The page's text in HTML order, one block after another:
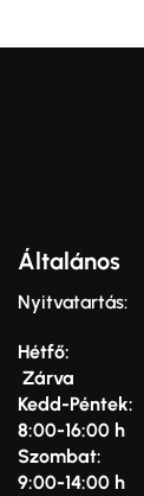
Általános
Nyitvatartás:
Hétfő:
Zárva
Kedd-Péntek:
8:00-16:00 h
Szombat:
9:00-14:00 h